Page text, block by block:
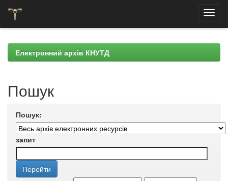
navigationЕлектронний архів КНУТД
Пошук
Пошук:
запит